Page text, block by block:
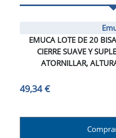
EMUCA LOTE DE 20
CIERRE SUAVE Y
ATORNILLAR,
49,34 €